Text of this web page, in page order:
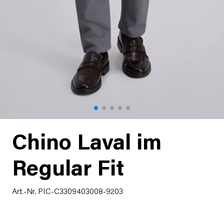
Chino Laval im
Regular Fit
Art.-Nr. PIC-C3309403008-9203